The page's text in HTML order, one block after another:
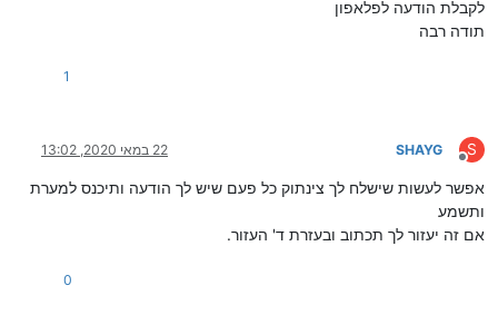
לקבלת הודעה לפלאפון
תודה רבה
1
S
מנותק
SHAYG 22 במאי 2020, 13:02
אפשר לעשות שישלח לך צינתוק כל פעם שיש לך הודעה ותיכנס למערת
ותשמע
אם זה יעזור לך תכתוב ובעזרת ד' העזור.
0